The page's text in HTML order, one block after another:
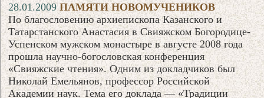
28.01.2009ПАМЯТИ НОВОМУЧЕНИКОВ
По благословению архиепископа Казанского и
Татарстанского Анастасия в Свияжском Богородице-
Успенском мужском монастыре в августе 2008 года
прошла научно-богословская конференция
«Свияжские чтения». Одним из докладчиков был
Николай Емельянов, профессор Российской
Академии наук. Тема его доклада — «Традиции